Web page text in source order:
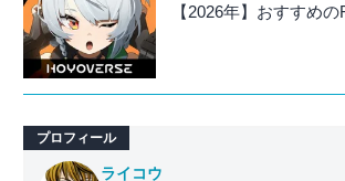
【2026年】おすすめ
プロフィール
ライコウ